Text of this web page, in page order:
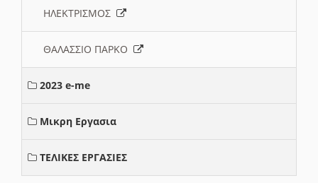
ΗΛΕΚΤΡΙΣΜΟΣ
ΘΑΛΑΣΣΙΟ ΠΑΡΚΟ
2023 e-me
Μικρη Εργασια
ΤΕΛΙΚΕΣ ΕΡΓΑΣΙΕΣ